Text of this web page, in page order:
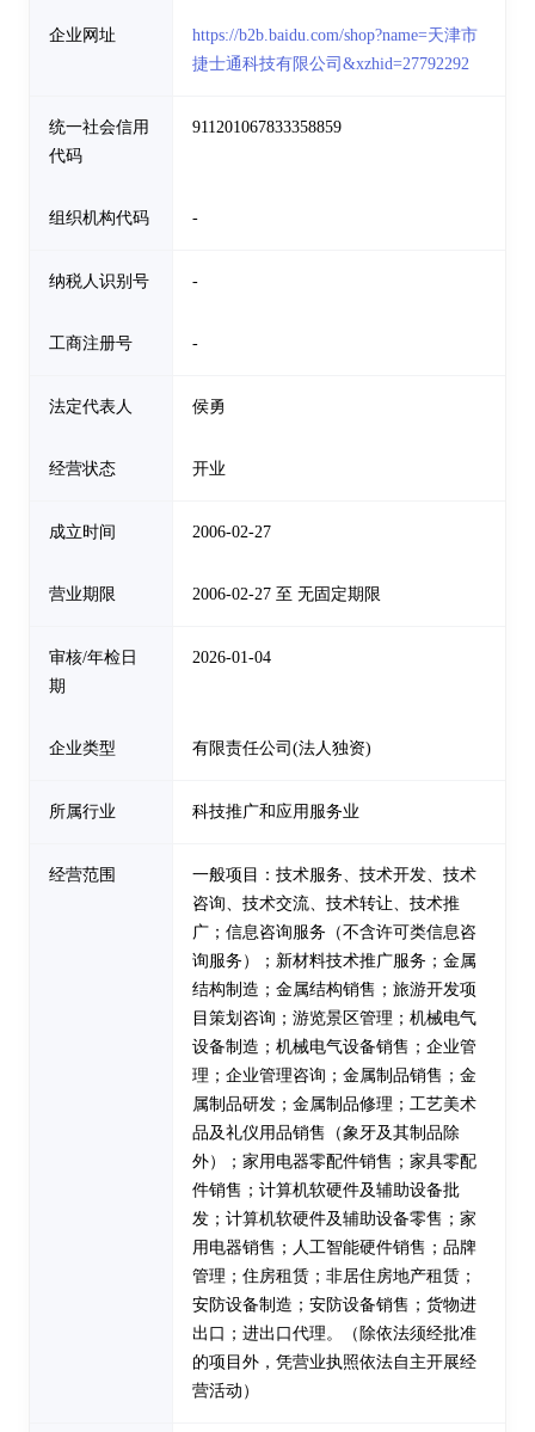
企业网址
https://b2b.baidu.com/shop?name=天津市
捷士通科技有限公司&xzhid=27792292
统一社会信用
代码
911201067833358859
组织机构代码 -
纳税人识别号 -
工商注册号 -
法定代表人 侯勇
经营状态 开业
成立时间 2006-02-27
营业期限 2006-02-27 至 无固定期限
审核/年检日
期
2026-01-04
企业类型 有限责任公司(法人独资)
所属行业 科技推广和应用服务业
经营范围
一般项目：技术服务、技术开发、技术
咨询、技术交流、技术转让、技术推
广；信息咨询服务（不含许可类信息咨
询服务）；新材料技术推广服务；金属
结构制造；金属结构销售；旅游开发项
目策划咨询；游览景区管理；机械电气
设备制造；机械电气设备销售；企业管
理；企业管理咨询；金属制品销售；金
属制品研发；金属制品修理；工艺美术
品及礼仪用品销售（象牙及其制品除
外）；家用电器零配件销售；家具零配
件销售；计算机软硬件及辅助设备批
发；计算机软硬件及辅助设备零售；家
用电器销售；人工智能硬件销售；品牌
管理；住房租赁；非居住房地产租赁；
安防设备制造；安防设备销售；货物进
出口；进出口代理。（除依法须经批准
的项目外，凭营业执照依法自主开展经
营活动）